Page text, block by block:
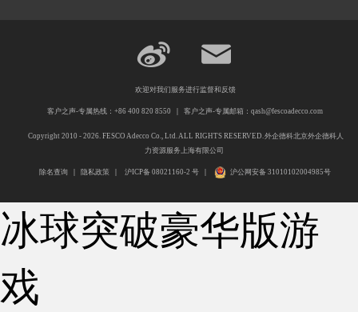
欢迎对我们服务进行监督和反馈
客户之声-专属热线：+86 400 820 8550 客户之声-专属邮箱：qash@fescoadecco.com
Copyright 2010 - 2026. FESCO Adecco Co., Ltd. ALL RIGHTS RESERVED. 外企德科北京外企德科人
力资源服务上海有限公司
除名查询 隐私政策 沪ICP备 08021160-2 号 沪公网安备 31010102004985号
冰球突破豪华版游
戏